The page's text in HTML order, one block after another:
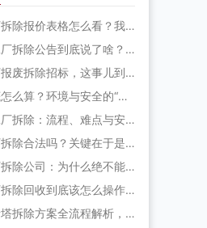
衢州化工厂拆除报价表格怎么看？我踩过的坑全告诉你
清流县化工厂拆除公告到底说了啥？一文帮你理清楚
武侯化工厂报废拆除招标，这事儿到底值不值得干？
这笔账到底怎么算？环境与安全的“硬道理”
江西省化工厂拆除：流程、难点与安全环保全解析
化工厂整厂拆除合法吗？关键在于是否走完这些“红线”程序
专业化工厂拆除公司：为什么绝不能找“野班子”？
嘉兴化工厂拆除回收到底该怎么操作？这5点必须盯死
化工厂尿素塔拆除方案全流程解析，安全环保是核心